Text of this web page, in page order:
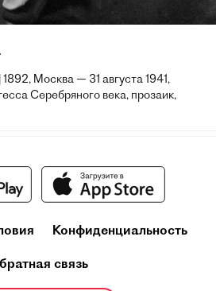
Москва — 31 августа 1941,
Серебряного века, прозаик,
Конфиденциальность
связь